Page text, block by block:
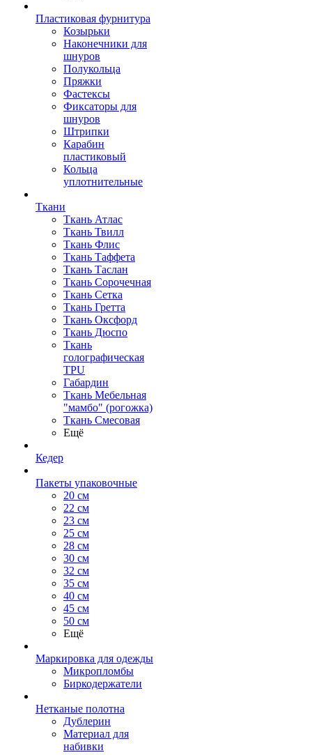
Пластиковая фурнитура
Козырьки
Наконечники для
шнуров
Полукольца
Пряжки
Фастексы
Фиксаторы для
шнуров
Штрипки
Карабин
пластиковый
Кольца
уплотнительные
Ткани
Ткань Атлас
Ткань Твилл
Ткань Флис
Ткань Таффета
Ткань Таслан
Ткань Сорочечная
Ткань Сетка
Ткань Гретта
Ткань Оксфорд
Ткань Дюспо
Ткань
голографическая
TPU
Габардин
Ткань Мебельная
"мамбо" (рогожка)
Ткань Смесовая
Ещё
Кедер
Пакеты упаковочные
20 см
22 см
23 см
25 см
28 см
30 см
32 см
35 см
40 см
45 см
50 см
Ещё
Маркировка для одежды
Микропломбы
Биркодержатели
Нетканые полотна
Дублерин
Материал для
набивки